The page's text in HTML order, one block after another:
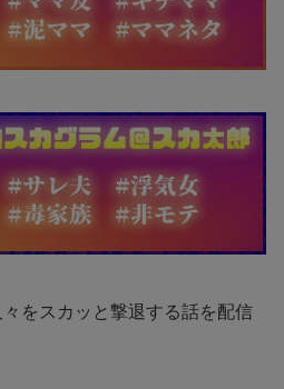
をスカッと撃退する話を配信